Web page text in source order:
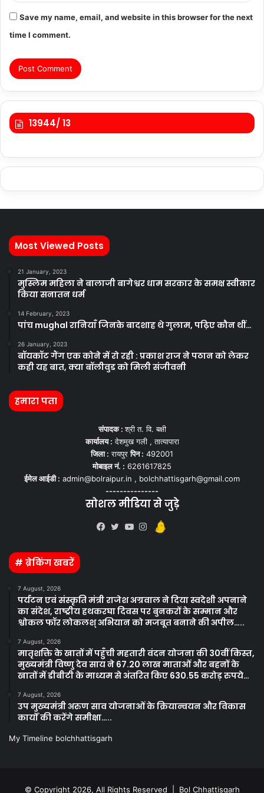
Save my name, email, and website in this browser for the next
time I comment.
13944/ 13
Most Viewed Posts
21 January, 2023
मुस्लिम महिला ने बालाजी बागेश्वर धाम सरकार के समक्ष स्वीकार
किया सनातन धर्म
14 February, 2023
पांच mughal रानियाँ जिनके बादशाह थे गुलाम, पढ़िए कौन थीं…
26 January, 2023
बॉयकॉट गैंग एक कोने में रो रही : प्रकाश राज ने पठान को लेकर
कही यह बात, क्या बॉलीवुड को मिली संजीवनी
हमारा पता
संपादक :श्री त. वि. बक्षी
कार्यालय : देशमुख गली , तात्यापारा
जिला : रायपुरपिन : 492001
मोबाइल नं. : 6261617825
ईमेल आईडी : admin@bolraipur.in , bolchhattisgarh@gmail.com
---------------
सोशल मीडिया से जुड़े
# ब्रेकिंग खबरें
7 August, 2026
पर्यटन एवं संस्कृति मंत्री राजेश अग्रवाल ने दिया स्वदेशी अपनाने
का संदेश, राष्ट्रीय हथकरघा दिवस पर बुनकरों के सम्मान और
श्वोकल फॉर लोकलश् अभियान को मजबूत बनाने की अपील…..
7 August, 2026
मातृशक्ति के खातों में पहुँची महतारी वंदन योजना की 30वीं किस्त,
मुख्यमंत्री विष्णु देव साय ने 67.20 लाख माताओं और बहनों के
खातों में डीबीटी के माध्यम से अंतरित किए 630.55 करोड़ रुपये…
7 August, 2026
उप मुख्यमंत्री अरुण साव योजनाओं के क्रियान्वयन और विकास
कार्यों की करेंगे समीक्षा…..
My Timeline bolchhattisgarh
© Copyright 2026, All Rights Reserved | Bol Chhattisgarh